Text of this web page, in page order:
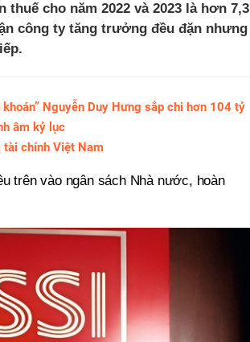
cho năm 2022 và 2023 là hơn 7,3
công ty tăng trưởng đều đặn nhưng
Nguyễn Duy Hưng sắp chi hơn 104 tỷ
âm kỷ lục
tài chính Việt Nam
trên vào ngân sách Nhà nước, hoàn